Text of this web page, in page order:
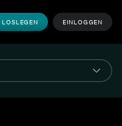
LOSLEGEN EINLOGGEN